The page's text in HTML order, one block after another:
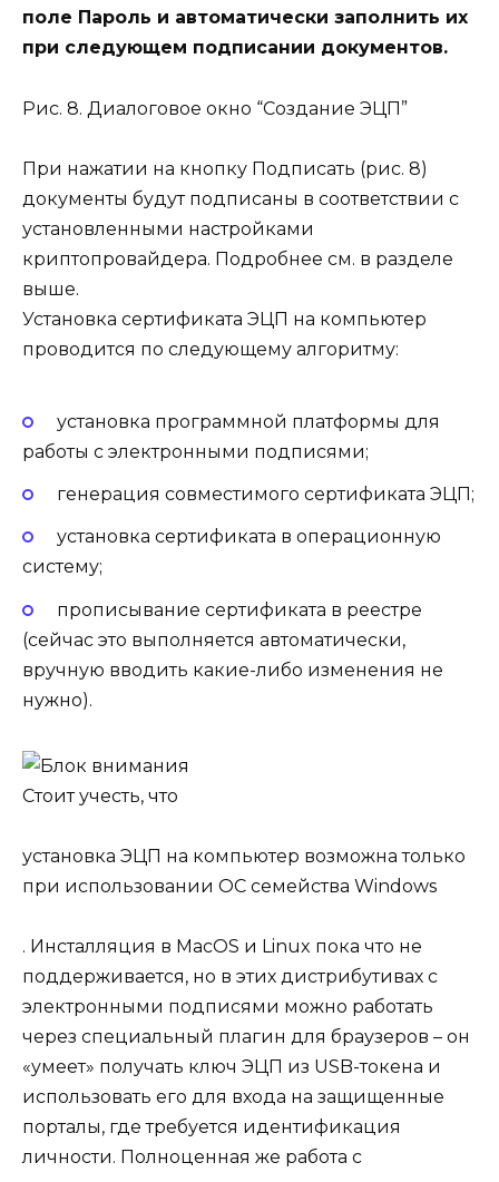
поле Пароль и автоматически заполнить их
при следующем подписании документов.
Рис. 8. Диалоговое окно “Создание ЭЦП”
При нажатии на кнопку Подписать (рис. 8)
документы будут подписаны в соответствии с
установленными настройками
криптопровайдера. Подробнее см. в разделе
выше.
Установка сертификата ЭЦП на компьютер
проводится по следующему алгоритму:
установка программной платформы для
работы с электронными подписями;
генерация совместимого сертификата ЭЦП;
установка сертификата в операционную
систему;
прописывание сертификата в реестре
(сейчас это выполняется автоматически,
вручную вводить какие-либо изменения не
нужно).
Стоит учесть, что
установка ЭЦП на компьютер возможна только
при использовании ОС семейства Windows
. Инсталляция в MacOS и Linux пока что не
поддерживается, но в этих дистрибутивах с
электронными подписями можно работать
через специальный плагин для браузеров – он
«умеет» получать ключ ЭЦП из USB-токена и
использовать его для входа на защищенные
порталы, где требуется идентификация
личности. Полноценная же работа с